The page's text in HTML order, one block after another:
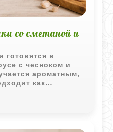
со сметаной и
готовятся в
с чесноком и
ароматным,
как
или легкий